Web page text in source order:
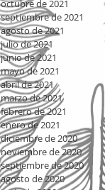
octubre de 2021
septiembre de 2021
agosto de 2021
julio de 2021
junio de 2021
mayo de 2021
abril de 2021
marzo de 2021
febrero de 2021
enero de 2021
diciembre de 2020
noviembre de 2020
septiembre de 2020
agosto de 2020